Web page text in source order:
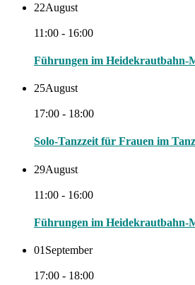
22August
11:00 - 16:00
Führungen im Heidekrautbahn-
25August
17:00 - 18:00
Solo-Tanzzeit für Frauen im
29August
11:00 - 16:00
Führungen im Heidekrautbahn-
01 September
17:00 - 18:00